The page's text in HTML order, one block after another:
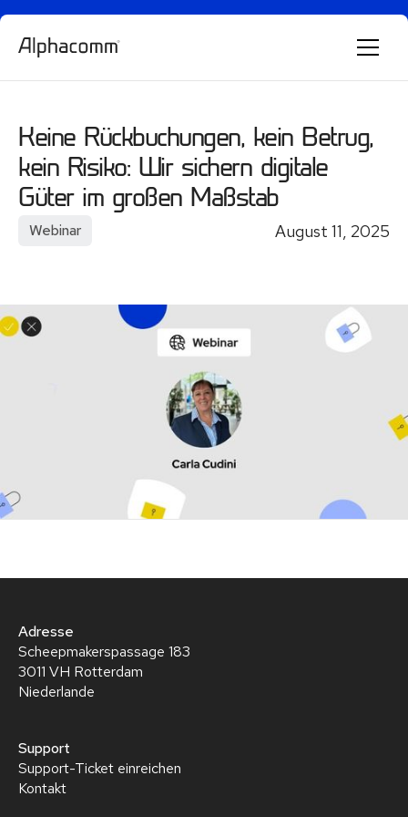
Keine Rückbuchungen, kein Betrug,
kein Risiko: Wir sichern digitale
Güter im großen Maßstab
Webinar August 11, 2025
Adresse
Scheepmakerspassage 183
3011 VH Rotterdam
Niederlande
Support
Support-Ticket einreichen
Kontakt
Alphie